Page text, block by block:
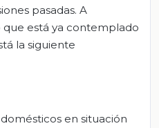
pasadas. A
que está ya contemplado
la siguiente
en situación